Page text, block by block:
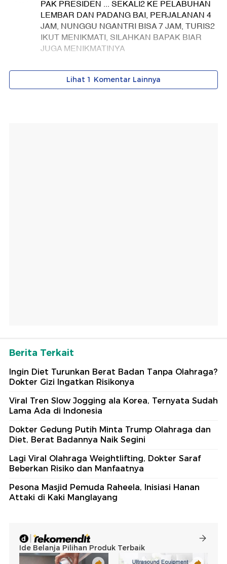
Berita Terkait
Ingin Diet Turunkan Berat Badan Tanpa Olahraga?
Dokter Gizi Ingatkan Risikonya
Viral Tren Slow Jogging ala Korea, Ternyata Sudah
Lama Ada di Indonesia
Dokter Gedung Putih Minta Trump Olahraga dan
Diet, Berat Badannya Naik Segini
Lagi Viral Olahraga Weightlifting, Dokter Saraf
Beberkan Risiko dan Manfaatnya
Pesona Masjid Pemuda Raheela, Inisiasi Hanan
Attaki di Kaki Manglayang